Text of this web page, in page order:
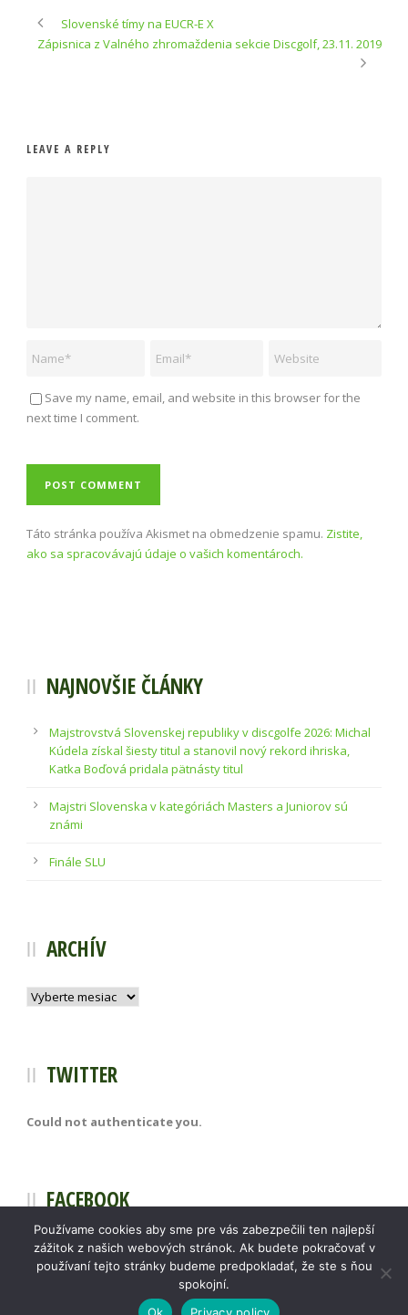
Slovenské tímy na EUCR-E X
Zápisnica z Valného zhromaždenia sekcie Discgolf, 23.11. 2019
LEAVE A REPLY
Save my name, email, and website in this browser for the
next time I comment.
Táto stránka používa Akismet na obmedzenie spamu. Zistite,
ako sa spracovávajú údaje o vašich komentároch.
NAJNOVŠIE ČLÁNKY
Majstrovstvá Slovenskej republiky v discgolfe 2026: Michal
Kúdela získal šiesty titul a stanovil nový rekord ihriska,
Katka Boďová pridala pätnásty titul
Majstri Slovenska v kategóriách Masters a Juniorov sú
známi
Finále SLU
ARCHÍV
Archív
TWITTER
Could not authenticate you.
FACEBOOK
Používame cookies aby sme pre vás zabezpečili ten najlepší
zážitok z našich webových stránok. Ak budete pokračovať v
používaní tejto stránky budeme predpokladať, že ste s ňou
spokojní.
Ok
Privacy policy